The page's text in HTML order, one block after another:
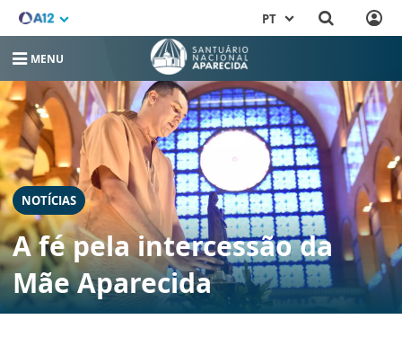
PT
MENU
NOTÍCIAS
A fé pela intercessão da
Mãe Aparecida